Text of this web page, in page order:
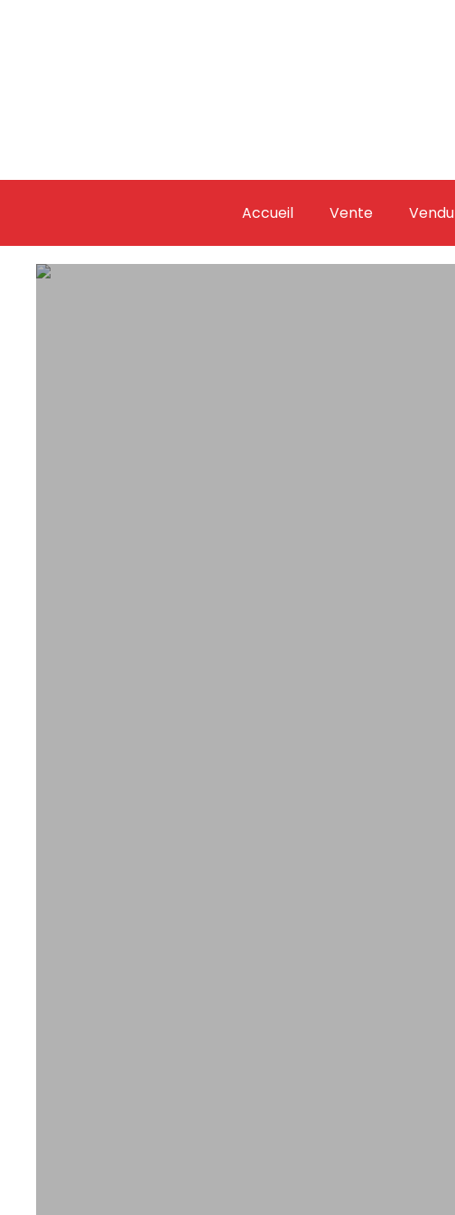
Accueil Vente Vendu